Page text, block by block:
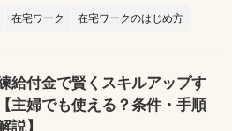
在宅ワーク 在宅ワークのはじめ方
給付金で賢くスキルアップす
主婦でも使える？条件・手順
説】